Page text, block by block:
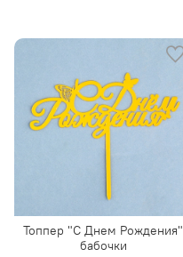
Топпер "С Днем Рождения"
бабочки